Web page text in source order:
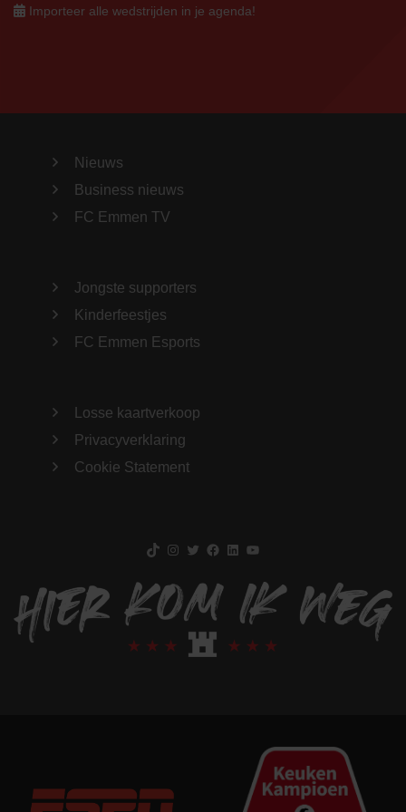
Importeer alle wedstrijden in je agenda!
Nieuws
Business nieuws
FC Emmen TV
Jongste supporters
Kinderfeestjes
FC Emmen Esports
Losse kaartverkoop
Privacyverklaring
Cookie Statement